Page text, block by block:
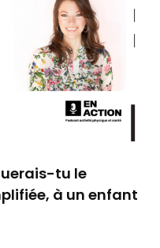
tu le
à un enfant